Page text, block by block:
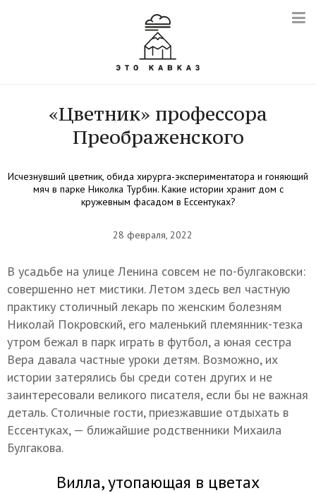
«Цветник» профессора
Преображенского
Исчезнувший цветник, обида хирурга-экспериментатора и гоняющий
мяч в парке Николка Турбин. Какие истории хранит дом с
кружевным фасадом в Ессентуках?
28 февраля, 2022
В усадьбе на улице Ленина совсем не по-булгаковски:
совершенно нет мистики. Летом здесь вел частную
практику столичный лекарь по женским болезням
Николай Покровский, его маленький племянник-тезка
утром бежал в парк играть в футбол, а юная сестра
Вера давала частные уроки детям. Возможно, их
истории затерялись бы среди сотен других и не
заинтересовали великого писателя, если бы не важная
деталь. Столичные гости, приезжавшие отдыхать в
Ессентуках, — ближайшие родственники Михаила
Булгакова.
Вилла, утопающая в цветах